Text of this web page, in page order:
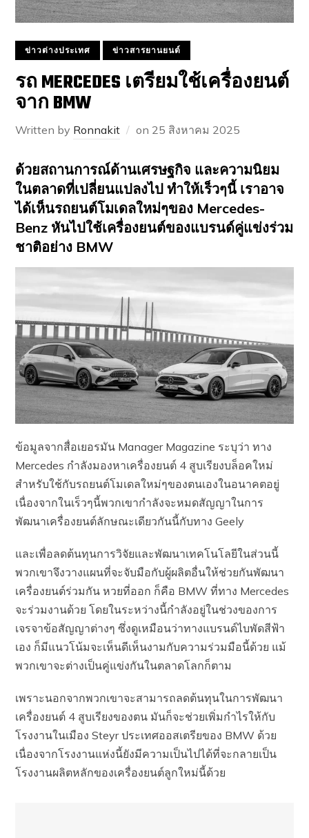
ข่าวต่างประเทศ ข่าวสารยานยนต์
รถ MERCEDES เตรียมใช้เครื่องยนต์
จาก BMW
Written by Ronnakit on 25 สิงหาคม 2025
ด้วยสถานการณ์ด้านเศรษฐกิจ และความนิยม
ในตลาดที่เปลี่ยนแปลงไป ทำให้เร็วๆนี้ เราอาจ
ได้เห็นรถยนต์โมเดลใหม่ๆของ Mercedes-
Benz หันไปใช้เครื่องยนต์ของแบรนด์คู่แข่งร่วม
ชาติอย่าง BMW
ข้อมูลจากสื่อเยอรมัน Manager Magazine ระบุว่า ทาง
Mercedes กำลังมองหาเครื่องยนต์ 4 สูบเรียงบล็อคใหม่
สำหรับใช้กับรถยนต์โมเดลใหม่ๆของตนเองในอนาคตอยู่
เนื่องจากในเร็วๆนี้พวกเขากำลังจะหมดสัญญาในการ
พัฒนาเครื่องยนต์ลักษณะเดียวกันนี้กับทาง Geely
และเพื่อลดต้นทุนการวิจัยและพัฒนาเทคโนโลยีในส่วนนี้
พวกเขาจึงวางแผนที่จะจับมือกับผู้ผลิตอื่นให้ช่วยกันพัฒนา
เครื่องยนต์ร่วมกัน หวยที่ออก ก็คือ BMW ที่ทาง Mercedes
จะร่วมงานด้วย โดยในระหว่างนี้กำลังอยู่ในช่วงของการ
เจรจาข้อสัญญาต่างๆ ซึ่งดูเหมือนว่าทางแบรนด์ไบพัดสีฟ้า
เอง ก็มีแนวโน้มจะเห็นดีเห็นงามกับความร่วมมือนี้ด้วย แม้
พวกเขาจะต่างเป็นคู่แข่งกันในตลาดโลกก็ตาม
เพราะนอกจากพวกเขาจะสามารถลดต้นทุนในการพัฒนา
เครื่องยนต์ 4 สูบเรียงของตน มันก็จะช่วยเพิ่มกำไรให้กับ
โรงงานในเมือง Steyr ประเทศออสเตรียของ BMW ด้วย
เนื่องจากโรงงานแห่งนี้ยังมีความเป็นไปได้ที่จะกลายเป็น
โรงงานผลิตหลักของเครื่องยนต์ลูกใหม่นี้ด้วย